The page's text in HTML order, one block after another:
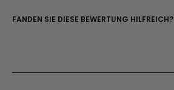
FANDEN SIE DIESE BEWERTUNG HILFREICH?